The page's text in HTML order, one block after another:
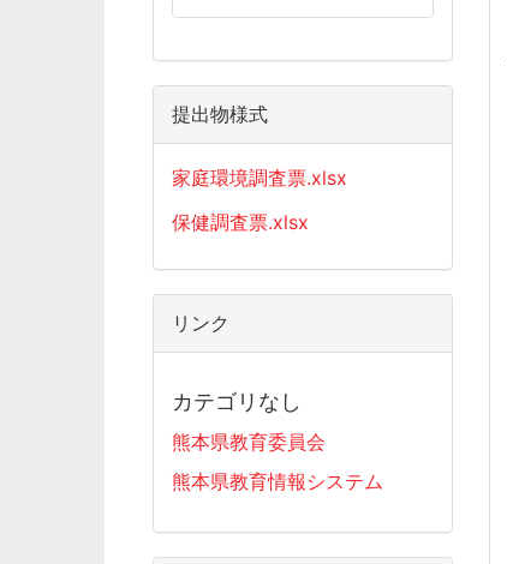
提出物様式
家庭環境調査票.xlsx
保健調査票.xlsx
リンク
カテゴリなし
熊本県教育委員会
熊本県教育情報システム